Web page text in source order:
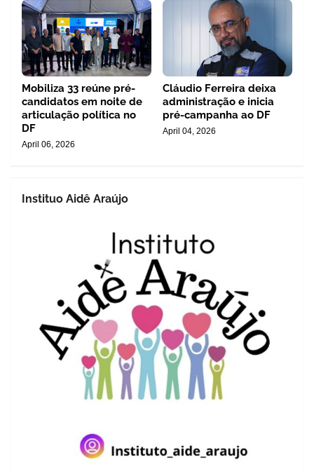
Mobiliza 33 reúne pré-
candidatos em noite de
articulação política no
DF
April 06, 2026
Cláudio Ferreira deixa
administração e inicia
pré-campanha ao DF
April 04, 2026
Instituo Aidê Araújo